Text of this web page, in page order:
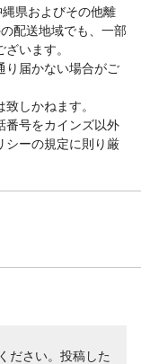
県およびその他離
配送地域でも、一部
います。
り届かない場合がご
しかねます。
番号をカインズ以外
シーの規定に則り厳
ださい。投稿した